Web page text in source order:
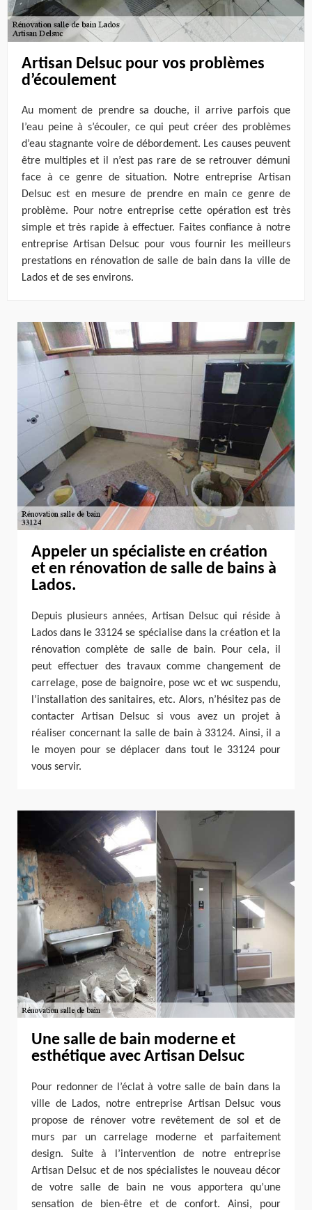
Artisan Delsuc pour vos problèmes
d’écoulement
Au moment de prendre sa douche, il arrive parfois que
l’eau peine à s’écouler, ce qui peut créer des problèmes
d’eau stagnante voire de débordement. Les causes peuvent
être multiples et il n’est pas rare de se retrouver démuni
face à ce genre de situation. Notre entreprise Artisan
Delsuc est en mesure de prendre en main ce genre de
problème. Pour notre entreprise cette opération est très
simple et très rapide à effectuer. Faites confiance à notre
entreprise Artisan Delsuc pour vous fournir les meilleurs
prestations en rénovation de salle de bain dans la ville de
Lados et de ses environs.
Appeler un spécialiste en création
et en rénovation de salle de bains à
Lados.
Depuis plusieurs années, Artisan Delsuc qui réside à
Lados dans le 33124 se spécialise dans la création et la
rénovation complète de salle de bain. Pour cela, il
peut effectuer des travaux comme changement de
carrelage, pose de baignoire, pose wc et wc suspendu,
l’installation des sanitaires, etc. Alors, n’hésitez pas de
contacter Artisan Delsuc si vous avez un projet à
réaliser concernant la salle de bain à 33124. Ainsi, il a
le moyen pour se déplacer dans tout le 33124 pour
vous servir.
Une salle de bain moderne et
esthétique avec Artisan Delsuc
Pour redonner de l’éclat à votre salle de bain dans la
ville de Lados, notre entreprise Artisan Delsuc vous
propose de rénover votre revêtement de sol et de
murs par un carrelage moderne et parfaitement
design. Suite à l’intervention de notre entreprise
Artisan Delsuc et de nos spécialistes le nouveau décor
de votre salle de bain ne vous apportera qu’une
sensation de bien-être et de confort. Ainsi, pour